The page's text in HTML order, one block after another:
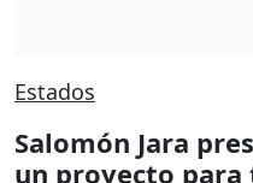
Estados
Salomón Jara
un proyecto